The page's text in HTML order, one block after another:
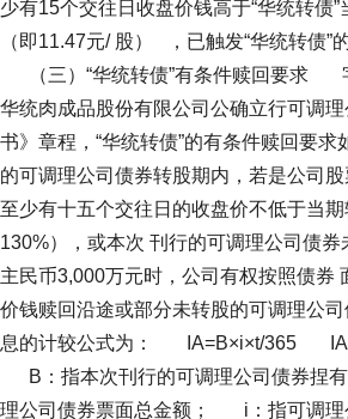
少有15个交往日收盘价钱高于“华统转债
（即11.47元/ 股） ，已触发“华统转债”
（三）“华统转债”有条件赎回要求
华统肉成品股份有限公司公确立行可调
书》章程，“华统转债”的有条件赎回要
的可调理公司债券转股期内，若是公司
至少有十五个交往日的收盘价不低于当
130%），或本次 刊行的可调理公司债
主民币3,000万元时，公司有权按照债券
价钱赎回沿途或部分未转股的可调理公
息的计较公式为： IA=B×i×t/365 IA
B：指本次刊行的可调理公司债券捏有
理公司债券票面总金额； i：指可调理